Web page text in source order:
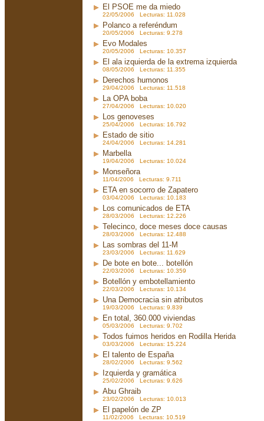
El PSOE me da miedo
22/05/2006 Lecturas: 11.028
Polanco a referéndum
20/05/2006 Lecturas: 9.278
Evo Modales
20/05/2006 Lecturas: 10.357
El ala izquierda de la extrema izquierda
08/05/2006 Lecturas: 11.355
Derechos humonos
29/04/2006 Lecturas: 11.518
La OPA boba
27/04/2006 Lecturas: 10.020
Los genoveses
25/04/2006 Lecturas: 16.792
Estado de sitio
24/04/2006 Lecturas: 14.281
Marbella
19/04/2006 Lecturas: 10.024
Monseñora
11/04/2006 Lecturas: 9.711
ETA en socorro de Zapatero
03/04/2006 Lecturas: 10.183
Los comunicados de ETA
28/03/2006 Lecturas: 12.226
Telecinco, doce meses doce causas
28/03/2006 Lecturas: 12.488
Las sombras del 11-M
23/03/2006 Lecturas: 11.629
De bote en bote... botellón
22/03/2006 Lecturas: 10.359
Botellón y embotellamiento
22/03/2006 Lecturas: 10.134
Una Democracia sin atributos
19/03/2006 Lecturas: 9.839
En total, 360.000 viviendas
05/03/2006 Lecturas: 9.702
Todos fuimos heridos en Rodilla Herida
03/03/2006 Lecturas: 15.224
El talento de España
28/02/2006 Lecturas: 9.562
Izquierda y gramática
25/02/2006 Lecturas: 9.626
Abu Ghraib
23/02/2006 Lecturas: 10.013
El papelón de ZP
11/02/2006 Lecturas: 10.519